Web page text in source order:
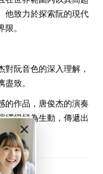
×
他致力於探索阮的現代
。
對阮音色的深入理解，
致。
的作品，唐俊杰的演奏
繹得極為生動，傳遞出